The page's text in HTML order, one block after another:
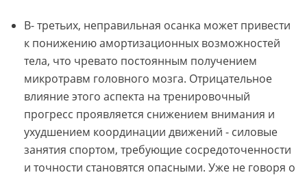
В- третьих, неправильная осанка может привести
к понижению амортизационных возможностей
тела, что чревато постоянным получением
микротравм головного мозга. Отрицательное
влияние этого аспекта на тренировочный
прогресс проявляется снижением внимания и
ухудшением координации движений - силовые
занятия спортом, требующие сосредоточенности
и точности становятся опасными. Уже не говоря о